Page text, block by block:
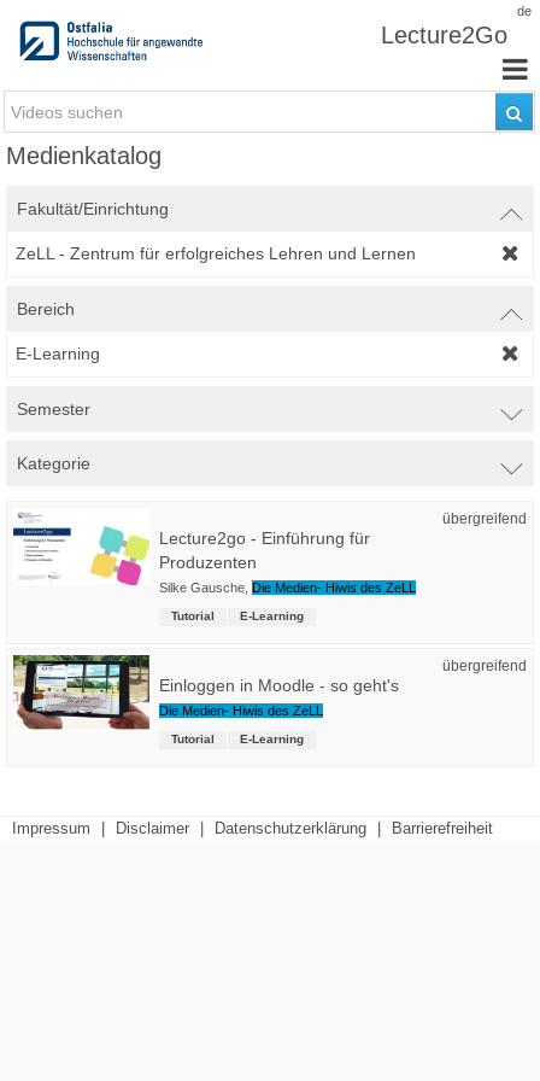
de
Lecture2Go
Medienkatalog
Fakultät/Einrichtung
ZeLL - Zentrum für erfolgreiches Lehren und Lernen
Bereich
E-Learning
Semester
Kategorie
übergreifend
Lecture2go - Einführung für
Produzenten
Silke Gausche Die Medien- Hiwis des ZeLL
Tutorial E-Learning
übergreifend
Einloggen in Moodle - so geht's
Die Medien- Hiwis des ZeLL
Tutorial E-Learning
Impressum Disclaimer Datenschutzerklärung Barrierefreiheit